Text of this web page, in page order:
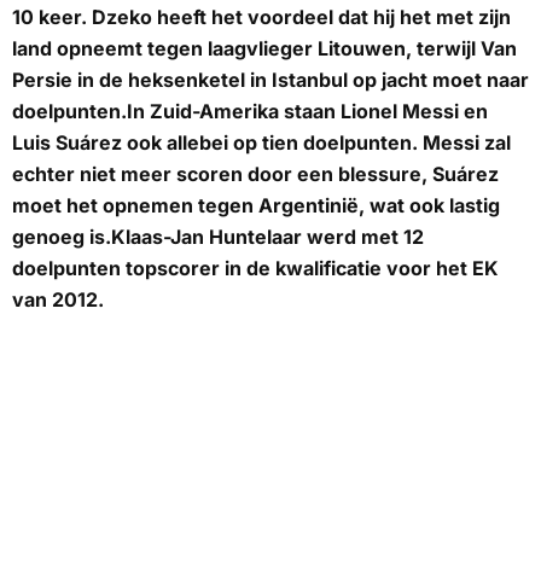
10 keer. Dzeko heeft het voordeel dat hij het met zijn
land opneemt tegen laagvlieger Litouwen, terwijl Van
Persie in de heksenketel in Istanbul op jacht moet naar
doelpunten.In Zuid-Amerika staan Lionel Messi en
Luis Suárez ook allebei op tien doelpunten. Messi zal
echter niet meer scoren door een blessure, Suárez
moet het opnemen tegen Argentinië, wat ook lastig
genoeg is.Klaas-Jan Huntelaar werd met 12
doelpunten topscorer in de kwalificatie voor het EK
van 2012.